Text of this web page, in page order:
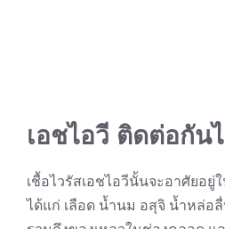
เอชไอวี ติดต่อกัน
เชื้อไวรัสเอชไอวีนั้นจะอาศัยอยู่
ได้แก่ เลือด น้ำนม อสุจิ น้ำหล่อ